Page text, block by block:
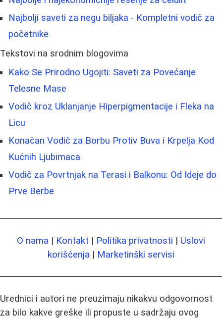
Najbolji saveti za negu biljaka - Kompletni vodič za
početnike
Tekstovi na srodnim blogovima
Kako Se Prirodno Ugojiti: Saveti za Povećanje
Telesne Mase
Vodič kroz Uklanjanje Hiperpigmentacije i Fleka na
Licu
Konačan Vodič za Borbu Protiv Buva i Krpelja Kod
Kućnih Ljubimaca
Vodič za Povrtnjak na Terasi i Balkonu: Od Ideje do
Prve Berbe
O nama | Kontakt | Politika privatnosti | Uslovi
korišćenja | Marketinški servisi
Urednici i autori ne preuzimaju nikakvu odgovornost
za bilo kakve greške ili propuste u sadržaju ovog